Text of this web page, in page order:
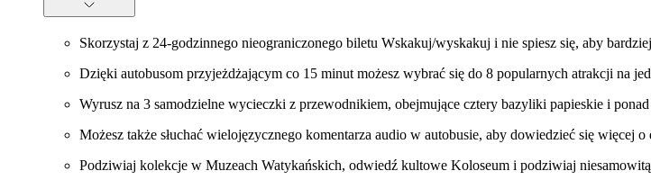
Skorzystaj z 24-godzinnego nieograniczonego biletu Wskakuj/wyskakuj i nie spiesz się, aby
Dzięki autobusom przyjeżdżającym co 15 minut możesz wybrać się do 8 popularnych atrakcji na
Wyrusz na 3 samodzielne wycieczki z przewodnikiem, obejmujące cztery bazyliki papieskie i
Możesz także słuchać wielojęzycznego komentarza audio w autobusie, aby dowiedzieć się
Podziwiaj kolekcje w Muzeach Watykańskich, odwiedź kultowe Koloseum i podziwiaj